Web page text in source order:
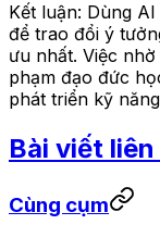
Kết luận: Dùng
để trao đổi ý
ưu nhất. Việc
phạm đạo đức
phát triển kỹ
Bài viết liên
Cùng cụm